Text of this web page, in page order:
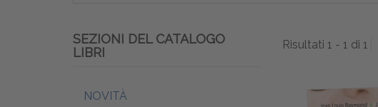
Risultati 1 - 1 di 1
SEZIONI DEL CATALOGO
LIBRI
NOVITÀ